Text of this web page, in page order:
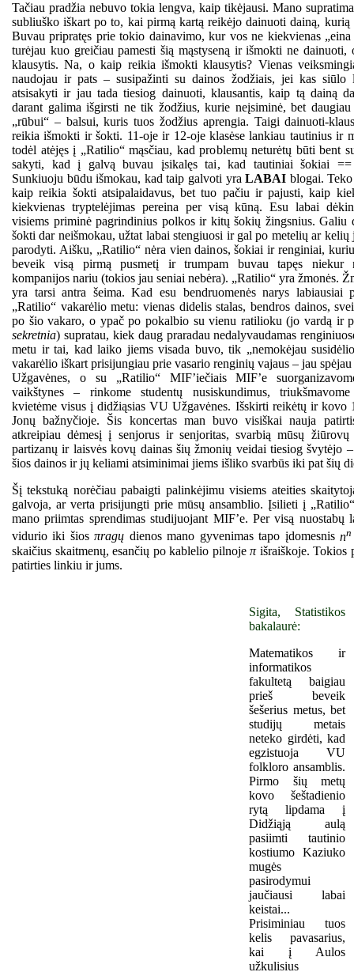
Tačiau pradžia nebuvo tokia lengva, kaip tikėjausi. Mano
subliuško iškart po to, kai pirmą kartą reikėjo dainuoti dainą, kurią
Buvau pripratęs prie tokio dainavimo, kur vos ne kiekvienas
turėjau kuo greičiau pamesti šią mąstyseną ir išmokti ne dainuoti,
klausytis. Na, o kaip reikia išmokti klausytis? Vienas
naudojau ir pats – susipažinti su dainos žodžiais, jei kas siūlo
atsisakyti ir jau tada tiesiog dainuoti, klausantis, kaip tą dainą
darant galima išgirsti ne tik žodžius, kurie neįsiminė, bet
„rūbui“ – balsui, kuris tuos žodžius aprengia. Taigi dainuoti-
reikia išmokti ir šokti. 11-oje ir 12-oje klasėse lankiau tautinius ir
todėl atėjęs į „Ratilio“ mąsčiau, kad problemų neturėtų būti bent
sakyti, kad į galvą buvau įsikalęs tai, kad tautiniai šokiai
Sunkiuoju būdu išmokau, kad taip galvoti yraLABAI blogai.
kaip reikia šokti atsipalaidavus, bet tuo pačiu ir pajusti, kaip
kiekvienas tryptelėjimas pereina per visą kūną. Esu labai
visiems priminė pagrindinius polkos ir kitų šokių žingsnius. Galiu
šokti dar neišmokau, užtat labai stengiuosi ir gal po metelių ar kelių
parodyti. Aišku, „Ratilio“ nėra vien dainos, šokiai ir renginiai,
beveik visą pirmą pusmetį ir trumpam buvau tapęs niekur
kompanijos nariu (tokios jau seniai nebėra). „Ratilio“ yra žmonės.
yra tarsi antra šeima. Kad esu bendruomenės narys labiausiai
„Ratilio“ vakarėlio metu: vienas didelis stalas, bendros dainos,
po šio vakaro, o ypač po pokalbio su vienu ratilioku (jo vardą ir
sekretnia) supratau, kiek daug praradau nedalyvaudamas
metu ir tai, kad laiko jiems visada buvo, tik „nemokėjau
vakarėlio iškart prisijungiau prie vasario renginių vajaus – jau spėjau
Užgavėnes, o su „Ratilio“ MIF’iečiais MIF’e
vaikštynes – rinkome studentų nusiskundimus,
kvietėme visus į didžiąsias VU Užgavėnes. Išskirti reikėtų ir kovo
Jonų bažnyčioje. Šis koncertas man buvo visiškai nauja
atkreipiau dėmesį į senjorus ir senjoritas, svarbią mūsų
partizanų ir laisvės kovų dainas šių žmonių veidai tiesiog švytėjo
šios dainos ir jų keliami atsiminimai jiems išliko svarbūs iki pat šių
Šį tekstuką norėčiau pabaigti palinkėjimu visiems ateities
galvoja, ar verta prisijungti prie mūsų ansamblio. Įsilieti į
mano priimtas sprendimas studijuojant MIF’e. Per visą nuostabų
vidurio iki šiosπragų dienos mano gyvenimas tapo įdomesnisn
skaičius skaitmenų, esančių po kablelio pilnoje πišraiškoje. Tokios
patirties linkiu ir jums.
Sigita, Statistikos
bakalaurė:
Matematikos ir
informatikos
fakultetą baigiau
prieš beveik
šešerius metus, bet
studijų metais
neteko girdėti, kad
egzistuoja VU
folkloro ansamblis.
Pirmo šių metų
kovo šeštadienio
rytą lipdama į
Didžiąją aulą
pasiimti tautinio
kostiumo Kaziuko
mugės
pasirodymui
jaučiausi labai
keistai...
Prisiminiau tuos
kelis pavasarius,
kai į Aulos
užkulisius